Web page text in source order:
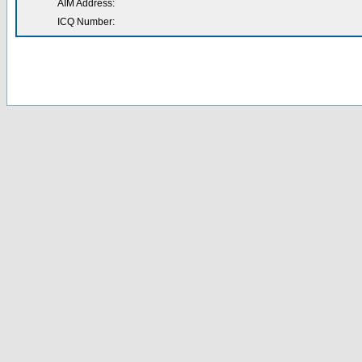
AIM Address:
ICQ Number: